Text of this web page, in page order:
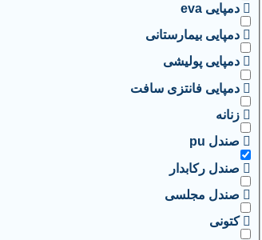
دمپایی eva
دمپایی بیمارستانی
دمپایی پولیشی
دمپایی فانتزی سافت
زنانه
صندل pu
صندل رکابدار
صندل مجلسی
کتونی